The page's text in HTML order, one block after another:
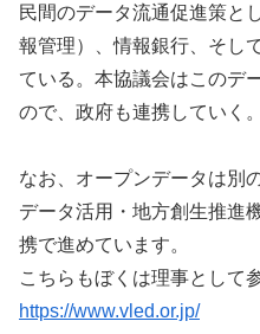
民間のデータ流通促進策と
報管理）、情報銀行、そし
ている。本協議会はこのデ
ので、政府も連携していく。
なお、オープンデータは別
データ活用・地方創生推進
携で進めています。
こちらもぼくは理事として
https://www.vled.or.jp/